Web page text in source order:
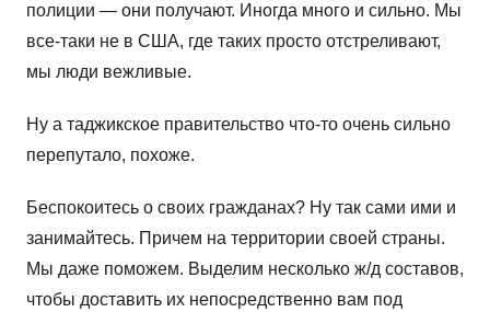
полиции — они получают. Иногда много и сильно. Мы
все-таки не в США, где таких просто отстреливают,
мы люди вежливые.
Ну а таджикское правительство что-то очень сильно
перепутало, похоже.
Беспокоитесь о своих гражданах? Ну так сами ими и
занимайтесь. Причем на территории своей страны.
Мы даже поможем. Выделим несколько ж/д составов,
чтобы доставить их непосредственно вам под